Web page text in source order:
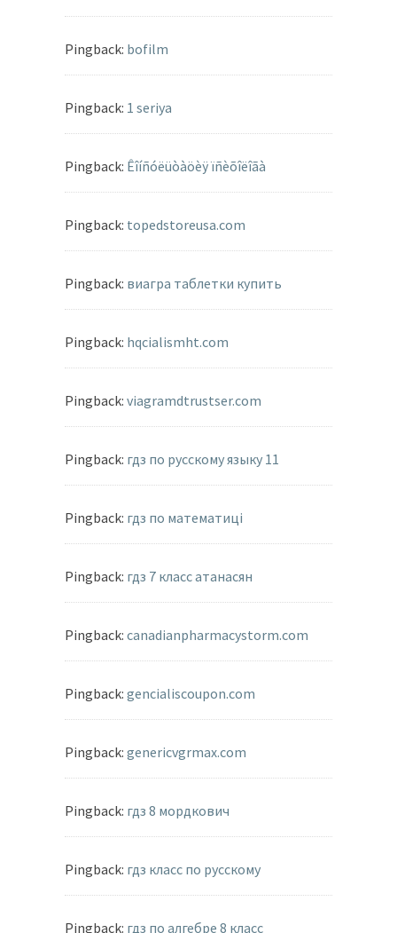
Pingback: bofilm
Pingback: 1 seriya
Pingback: Êîíñóëüòàöèÿ ïñèõîëîãà
Pingback: topedstoreusa.com
Pingback: виагра таблетки купить
Pingback: hqcialismht.com
Pingback: viagramdtrustser.com
Pingback: гдз по русскому языку 11
Pingback: гдз по математиці
Pingback: гдз 7 класс атанасян
Pingback: canadianpharmacystorm.com
Pingback: gencialiscoupon.com
Pingback: genericvgrmax.com
Pingback: гдз 8 мордкович
Pingback: гдз класс по русскому
Pingback: гдз по алгебре 8 класс